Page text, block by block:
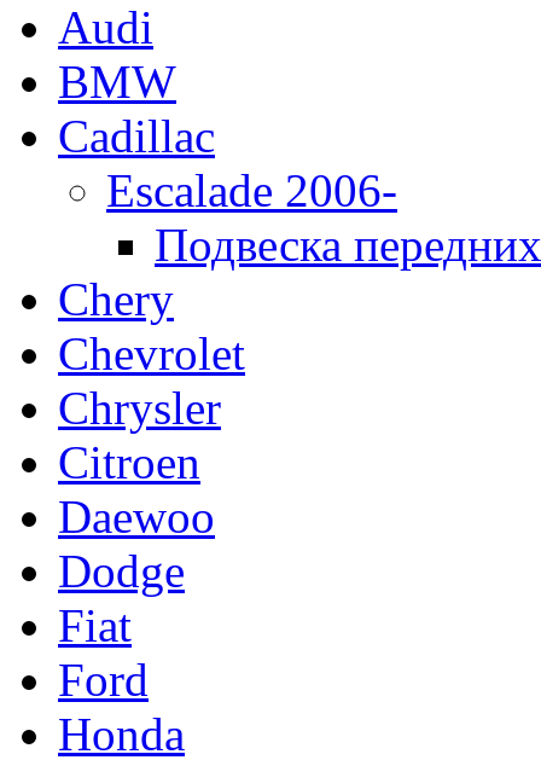
Audi
BMW
Cadillac
Escalade 2006-
Подвеска
Chery
Chevrolet
Chrysler
Citroen
Daewoo
Dodge
Fiat
Ford
Honda